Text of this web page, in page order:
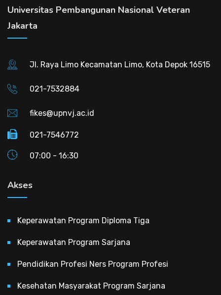
Universitas Pembangunan Nasional Veteran
Jakarta
Jl. Raya Limo Kecamatan Limo, Kota Depok 16515
021-7532884
fikes@upnvj.ac.id
021-7546772
07:00 - 16:30
Akses
Keperawatan Program Diploma Tiga
Keperawatan Program Sarjana
Pendidikan Profesi Ners Program Profesi
Kesehatan Masyarakat Program Sarjana